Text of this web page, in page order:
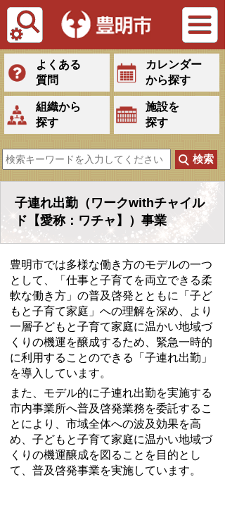
Tiếng Việt
よくある
質問
カレンダー
から探す
組織から
探す
施設を
探す
子連れ出勤（ワークwithチャイル
ド【愛称：ワチャ】）事業
豊明市では多様な働き方のモデルの一つ
として、「仕事と子育てを両立できる柔
軟な働き方」の普及啓発とともに「子ど
もと子育て家庭」への理解を深め、より
一層子どもと子育て家庭に温かい地域づ
くりの機運を醸成するため、緊急一時的
に利用することのできる「子連れ出勤」
を導入しています。
また、モデル的に子連れ出勤を実施する
市内事業所へ普及啓発業務を委託するこ
とにより、市域全体への波及効果を高
め、子どもと子育て家庭に温かい地域づ
くりの機運醸成を図ることを目的とし
て、普及啓発事業を実施しています。